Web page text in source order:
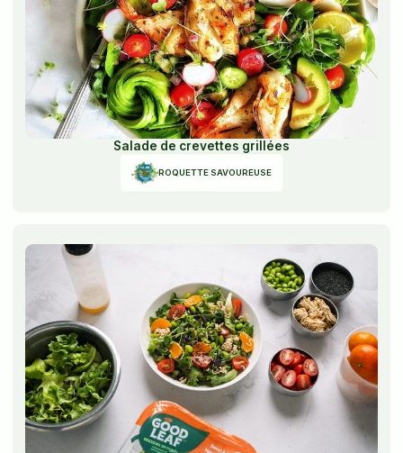
Salade de crevettes grillées
ROQUETTE SAVOUREUSE